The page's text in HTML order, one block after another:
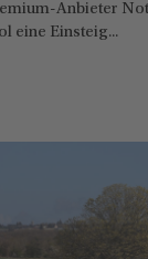
Anbieter
eine Einsteig...